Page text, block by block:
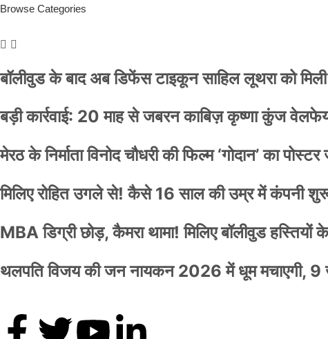
Browse Categories
बॉलीवुड के बाद अब डिफेंस टाइकून साहिल लूथरा को
बड़ी कार्रवाई: 20 माह से जबरन काबिज़ कृष्णा कुंज
मेरठ के निर्माता विनोद चौधरी की फिल्म ‘गोदान’ का
मिलिए रोहित उगले से! कैसे 16 साल की उम्र में कंपनी
MBA डिग्री छोड़, कैमरा थामा! मिलिए बॉलीवुड
थलपति विजय की जन नायकन 2026 में धूम मचाएगी, 9